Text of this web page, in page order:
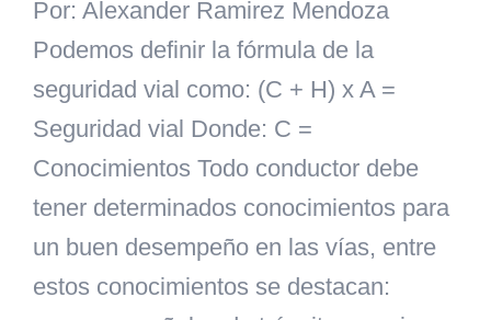
Por: Alexander Ramirez Mendoza
Podemos definir la fórmula de la
seguridad vial como: (C + H) x A =
Seguridad vial Donde: C =
Conocimientos Todo conductor debe
tener determinados conocimientos para
un buen desempeño en las vías, entre
estos conocimientos se destacan: